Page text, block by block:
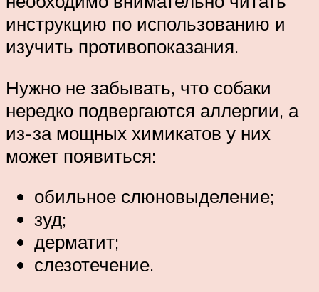
инструкцию по использованию и
изучить противопоказания.
Нужно не забывать, что собаки
нередко подвергаются аллергии, а
из-за мощных химикатов у них
может появиться:
обильное слюновыделение;
зуд;
дерматит;
слезотечение.